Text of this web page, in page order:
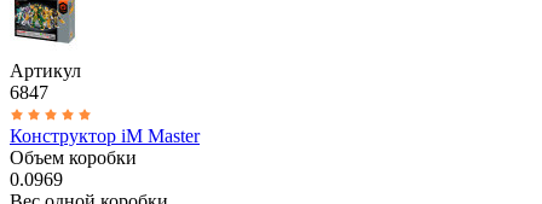
Артикул
6847
Конструктор iM Master
Объем коробки
0.0969